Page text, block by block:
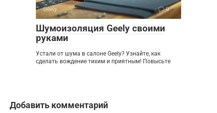
Geely 0
Шумоизоляция Geely своими
руками
Устали от шума в салоне Geely? Узнайте, как
сделать вождение тихим и приятным! Повысьте
Добавить комментарий